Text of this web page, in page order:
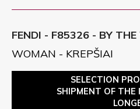
FENDI - F85326 - BY
WOMAN - KREPŠIAI
SELECTION
SHIPMENT OF THE